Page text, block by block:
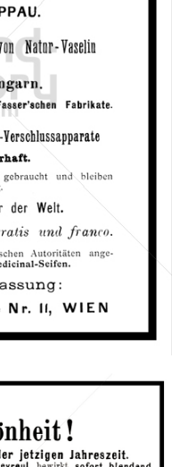
& COMP., Wien
Bild-ID: 66743